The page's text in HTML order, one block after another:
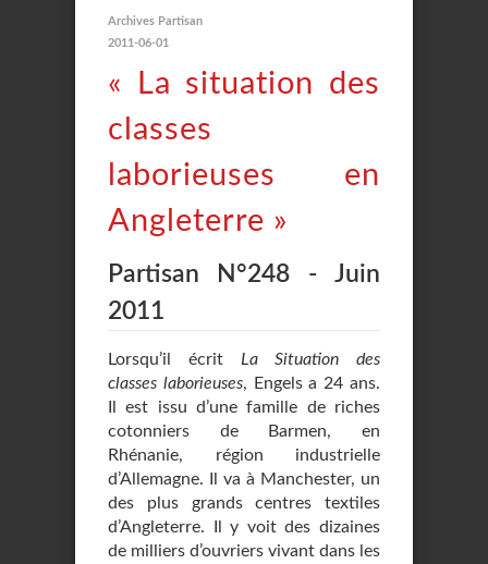
Archives Partisan
2011-06-01
« La situation des
classes
laborieuses en
Angleterre »
Partisan N°248 - Juin
2011
Lorsqu’il écrit La Situation des
classes laborieuses, Engels a 24 ans.
Il est issu d’une famille de riches
cotonniers de Barmen, en
Rhénanie, région industrielle
d’Allemagne. Il va à Manchester, un
des plus grands centres textiles
d’Angleterre. Il y voit des dizaines
de milliers d’ouvriers vivant dans les